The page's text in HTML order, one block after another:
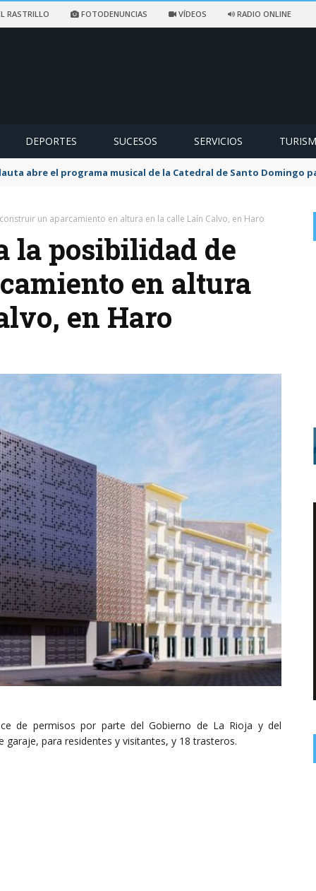
RASTRILLO FOTODENUNCIAS VÍDEOS RADIO ONLINE
DEPORTES SUCESOS SERVICIOS
abre el programa musical de la Catedral de Santo Domingo
un aparcamiento en altura en la calle Laín Calvo, en Haro
la posibilidad de
en altura
en Haro
de permisos por parte del Gobierno de La Rioja y del
para residentes y visitantes, y 18 trasteros.